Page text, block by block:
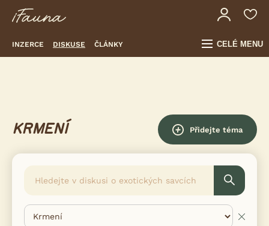
INZERCE DISKUSE ČLÁNKY CELÉ MENU
KRMENÍ Přidejte téma